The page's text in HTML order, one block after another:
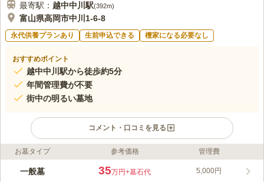
最寄駅： 越中中川 駅(392m)
富山県高岡市中川1-6-8
永代供養プランあり 生前申込できる 檀家になる必要なし
おすすめポイント
越中中川駅から徒歩約5分
年間管理費が不要
街中の明るい墓地
コメント・口コミを見る
ライフドット編集部のコメント
光慶寺墓地は、富山県高岡市にある寺院墓地です。墓地を管理す
お墓タイプ 参考価格 管理費
一般墓 35万円+墓石代 5,000円